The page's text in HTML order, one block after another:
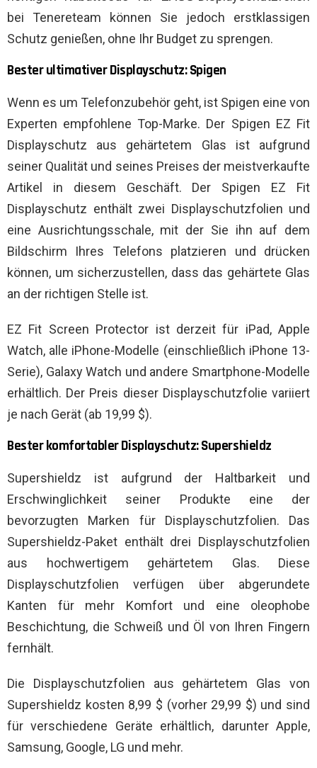
bei Tenereteam können Sie jedoch erstklassigen
Schutz genießen, ohne Ihr Budget zu sprengen.
Bester ultimativer Displayschutz: Spigen
Wenn es um Telefonzubehör geht, ist Spigen eine von
Experten empfohlene Top-Marke. Der Spigen EZ Fit
Displayschutz aus gehärtetem Glas ist aufgrund
seiner Qualität und seines Preises der meistverkaufte
Artikel in diesem Geschäft. Der Spigen EZ Fit
Displayschutz enthält zwei Displayschutzfolien und
eine Ausrichtungsschale, mit der Sie ihn auf dem
Bildschirm Ihres Telefons platzieren und drücken
können, um sicherzustellen, dass das gehärtete Glas
an der richtigen Stelle ist.
EZ Fit Screen Protector ist derzeit für iPad, Apple
Watch, alle iPhone-Modelle (einschließlich iPhone 13-
Serie), Galaxy Watch und andere Smartphone-Modelle
erhältlich. Der Preis dieser Displayschutzfolie variiert
je nach Gerät (ab 19,99 $).
Bester komfortabler Displayschutz: Supershieldz
Supershieldz ist aufgrund der Haltbarkeit und
Erschwinglichkeit seiner Produkte eine der
bevorzugten Marken für Displayschutzfolien. Das
Supershieldz-Paket enthält drei Displayschutzfolien
aus hochwertigem gehärtetem Glas. Diese
Displayschutzfolien verfügen über abgerundete
Kanten für mehr Komfort und eine oleophobe
Beschichtung, die Schweiß und Öl von Ihren Fingern
fernhält.
Die Displayschutzfolien aus gehärtetem Glas von
Supershieldz kosten 8,99 $ (vorher 29,99 $) und sind
für verschiedene Geräte erhältlich, darunter Apple,
Samsung, Google, LG und mehr.